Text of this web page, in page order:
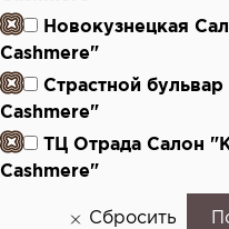
Новокузнецкая
Cashmere"
Страстной
Cashmere"
ТЦ Отрада Салон
Cashmere"
Сбросить